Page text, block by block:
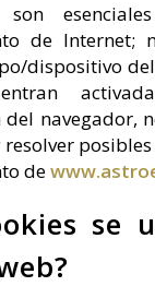
son
de Internet;
dispositivo
navegador,
de
se